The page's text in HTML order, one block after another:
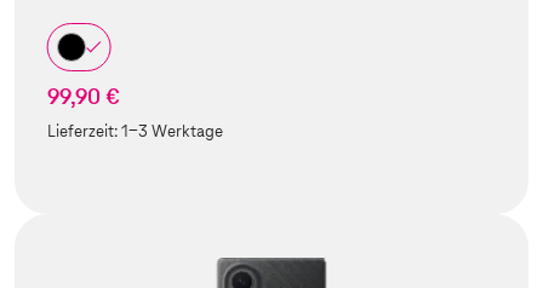
99,90 €
Lieferzeit:1-3 Werktage